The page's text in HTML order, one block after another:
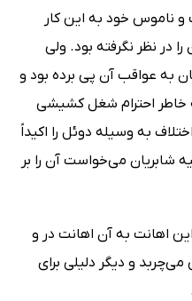
و ناموس خود به این کار
در نظر نگرفته بود. ولی
به عواقب آن پی برده بود و
خاطر احترام شغل کشیشی
به وسیله دوئل را اکیداً
شابریان می‌خواست آن را بر
اهانت به آن اهانت در و
می‌چربد و دیگر دلیلی برای